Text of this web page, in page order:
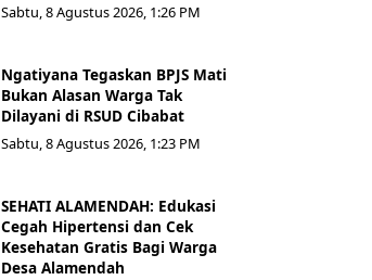
Sabtu, 8 Agustus 2026, 1:26 PM
Ngatiyana Tegaskan BPJS Mati
Bukan Alasan Warga Tak
Dilayani di RSUD Cibabat
Sabtu, 8 Agustus 2026, 1:23 PM
SEHATI ALAMENDAH: Edukasi
Cegah Hipertensi dan Cek
Kesehatan Gratis Bagi Warga
Desa Alamendah